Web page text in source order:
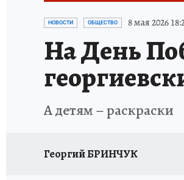
ГЕРОИ ЯРОСЛАВИИ
НОВОСТИ ОБЩЕСТВО 8 мая 2026
На День
А детям – раскраски
Георгий БРИНЧУК